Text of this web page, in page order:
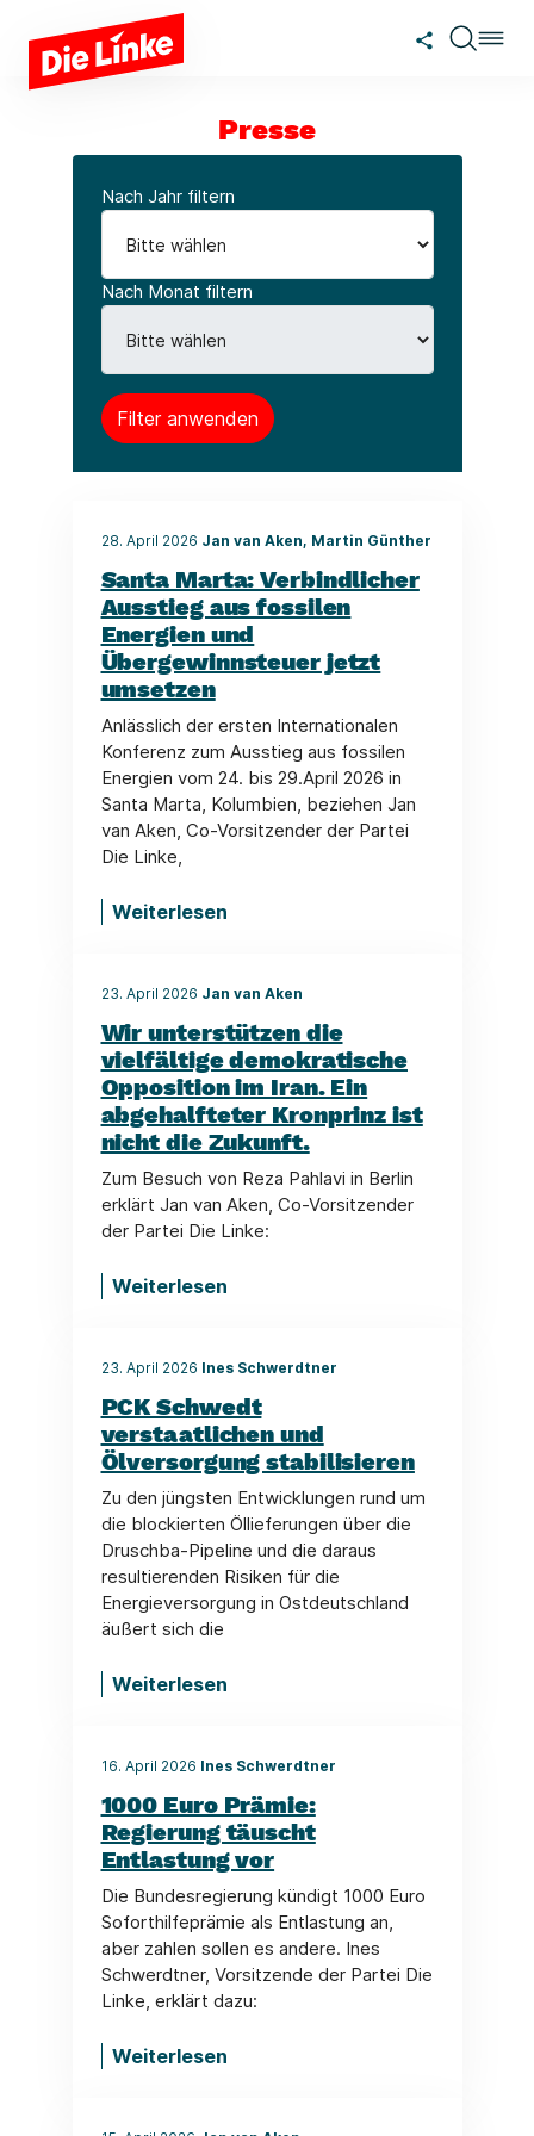
Zum Hauptinhalt springen
Presse
Nach Jahr filtern
Nach Monat filtern
28. April 2026 Jan van Aken, Martin Günther
Santa Marta: Verbindlicher
Ausstieg aus fossilen
Energien und
Übergewinnsteuer jetzt
umsetzen
Anlässlich der ersten Internationalen
Konferenz zum Ausstieg aus fossilen
Energien vom 24. bis 29.April 2026 in
Santa Marta, Kolumbien, beziehen Jan
van Aken, Co-Vorsitzender der Partei
Die Linke,
Weiterlesen
23. April 2026 Jan van Aken
Wir unterstützen die
vielfältige demokratische
Opposition im Iran. Ein
abgehalfteter Kronprinz ist
nicht die Zukunft.
Zum Besuch von Reza Pahlavi in Berlin
erklärt Jan van Aken, Co-Vorsitzender
der Partei Die Linke:
Weiterlesen
23. April 2026 Ines Schwerdtner
PCK Schwedt
verstaatlichen und
Ölversorgung stabilisieren
Zu den jüngsten Entwicklungen rund um
die blockierten Öllieferungen über die
Druschba-Pipeline und die daraus
resultierenden Risiken für die
Energieversorgung in Ostdeutschland
äußert sich die
Weiterlesen
16. April 2026 Ines Schwerdtner
1000 Euro Prämie:
Regierung täuscht
Entlastung vor
Die Bundesregierung kündigt 1000 Euro
Soforthilfeprämie als Entlastung an,
aber zahlen sollen es andere. Ines
Schwerdtner, Vorsitzende der Partei Die
Linke, erklärt dazu:
Weiterlesen